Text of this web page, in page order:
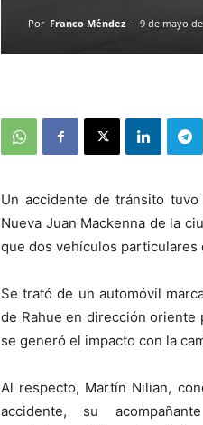
Por Franco Méndez - 9 de mayo
Un accidente de tránsito
Nueva Juan Mackenna de la
que dos vehículos
Se trató de un automóvil
de Rahue en dirección oriente
se generó el impacto con la
Al respecto, Martín Nilian,
accidente, su